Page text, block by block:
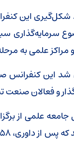
شکل‌گیری این
سرمایه‌گذاری
مراکز علمی به
این کنفرانس
و فعالان صنعت
علمی از